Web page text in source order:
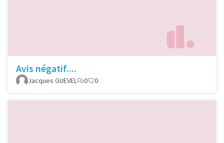
Avis négatif....
Jacques GUEVEL 0 0